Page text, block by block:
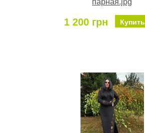
парная.jpg
1 200 грн Купить